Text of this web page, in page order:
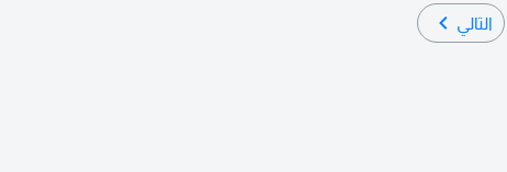
التالي